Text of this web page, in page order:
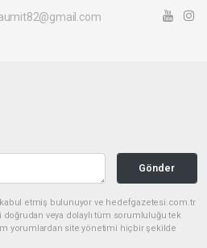
Gönder
kabul etmiş bulunuyor ve hedefgazetesi.com.tr
doğrudan veya dolaylı tüm sorumluluğu tek
yorumlardan site yönetimi hiçbir şekilde